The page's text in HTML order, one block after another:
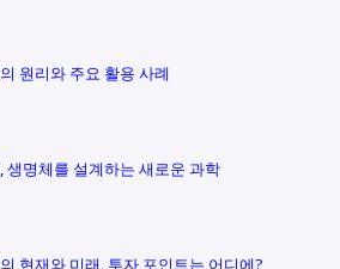
원리와 주요 활용 사례
생명체를 설계하는 새로운 과학
현재와 미래, 투자 포인트는 어디에?